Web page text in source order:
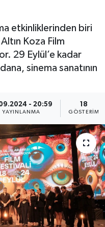
etkinliklerinden biri
Koza Film
29 Eylül’e kadar
sinema sanatının
- 20:59
YAYINLANMA
18
GÖSTERIM